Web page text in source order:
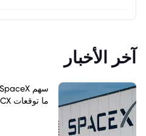
آخر الأخبار
ما توقعات SPCX بعد فك الحظر؟